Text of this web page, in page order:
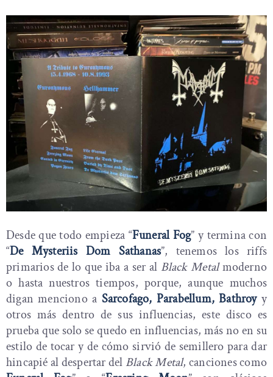
Desde que todo empieza “Funeral Fog” y termina con
“De Mysteriis Dom Sathanas”, tenemos los riffs
primarios de lo que iba a ser al Black Metalmoderno
o hasta nuestros tiempos, porque, aunque muchos
digan menciono a Sarcofago, Parabellum, Bathroyy
otros más dentro de sus influencias, este disco es
prueba que solo se quedo en influencias, más no en su
estilo de tocar y de cómo sirvió de semillero para dar
hincapié al despertar del Black Metal, canciones como